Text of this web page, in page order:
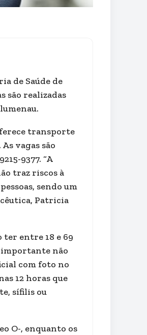
de Saúde de
são realizadas
transporte
vagas são
9377. “A
traz riscos à
sendo um
Patricia
ter entre 18 e 69
importante não
com foto no
12 horas que
sífilis ou
O-, enquanto os